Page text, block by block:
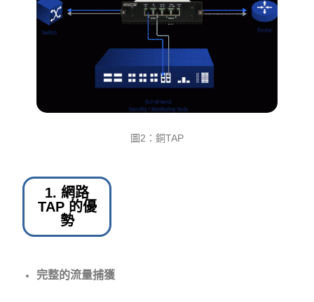
圖2：銅TAP
1. 網路
TAP 的優
勢
完整的流量捕獲